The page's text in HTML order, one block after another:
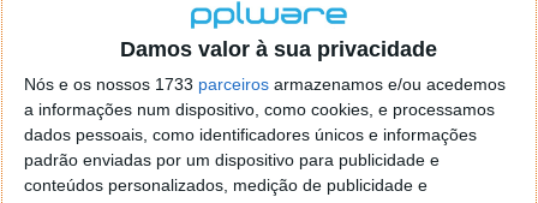
Damos valor à sua privacidade
Nós e os nossos 1733 parceiros armazenamos e/ou acedemos
a informações num dispositivo, como cookies, e processamos
dados pessoais, como identificadores únicos e informações
padrão enviadas por um dispositivo para publicidade e
conteúdos personalizados, medição de publicidade e
Código da Estrada: Multas e Contraordenações
para quem infringir o Artigo 84
Quem infringir o disposto no n.º 1 é sancionado
com coima de € 250 a € 600.
Quem infringir o disposto no n.º 3 é sancionado